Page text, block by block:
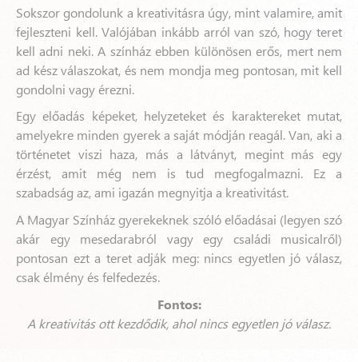
Sokszor gondolunk a kreativitásra úgy, mint valamire, amit
fejleszteni kell. Valójában inkább arról van szó, hogy teret
kell adni neki. A színház ebben különösen erős, mert nem
ad kész válaszokat, és nem mondja meg pontosan, mit kell
gondolni vagy érezni.
Egy előadás képeket, helyzeteket és karaktereket mutat,
amelyekre minden gyerek a saját módján reagál. Van, aki a
történetet viszi haza, más a látványt, megint más egy
érzést, amit még nem is tud megfogalmazni. Ez a
szabadság az, ami igazán megnyitja a kreativitást.
A Magyar Színház gyerekeknek szóló előadásai (legyen szó
akár egy mesedarabról vagy egy családi musicalről)
pontosan ezt a teret adják meg: nincs egyetlen jó válasz,
csak élmény és felfedezés.
Fontos:
A kreativitás ott kezdődik, ahol nincs egyetlen jó válasz.